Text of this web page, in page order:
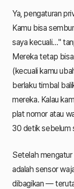
Ya, pengaturan
Kamu bisa
saya kecuali…"
Mereka tetap
(kecuali kamu
berlaku timbal
mereka. Kalau
plat nomor atau
30 detik sebelum
Setelah
adalah sensor
dibagikan —